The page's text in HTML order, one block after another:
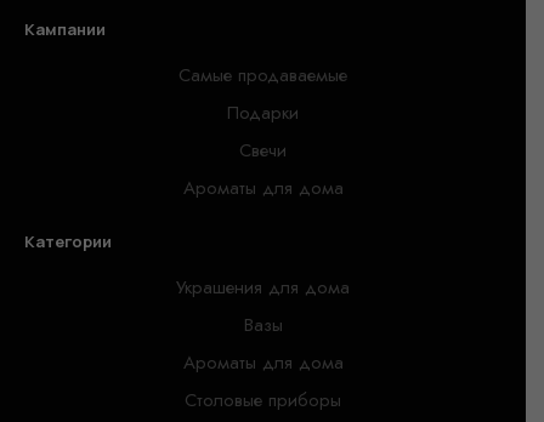
Кампании
Самые продаваемые
Подарки
Свечи
Ароматы для дома
Категории
Украшения для дома
Вазы
Ароматы для дома
Столовые приборы